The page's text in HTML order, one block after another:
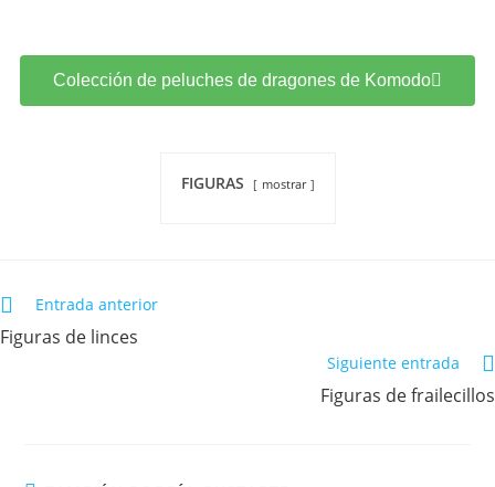
Colección de peluches de dragones de Komodo
FIGURAS mostrar
Entrada anterior
Figuras de linces
Siguiente entrada
Figuras de frailecillos